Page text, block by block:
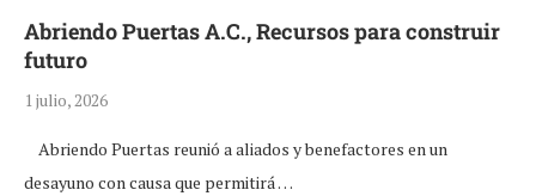
Abriendo Puertas A.C., Recursos para construir
futuro
1 julio, 2026
Abriendo Puertas reunió a aliados y benefactores en un
desayuno con causa que permitirá …